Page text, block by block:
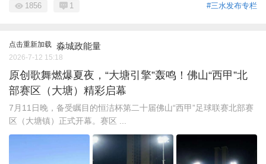
#三水发布专栏
1856 1
点击重新加载 淼城政能量
2026-7-12 15:18
原创歌舞燃爆夏夜，“大塘引擎”轰鸣！佛山“西甲”北
部赛区（大塘）精彩启幕
7月11日晚，备受瞩目的恒洁杯第二十届佛山“西甲”足球联赛北部赛
区（大塘镇）正式开幕。赛区 ...